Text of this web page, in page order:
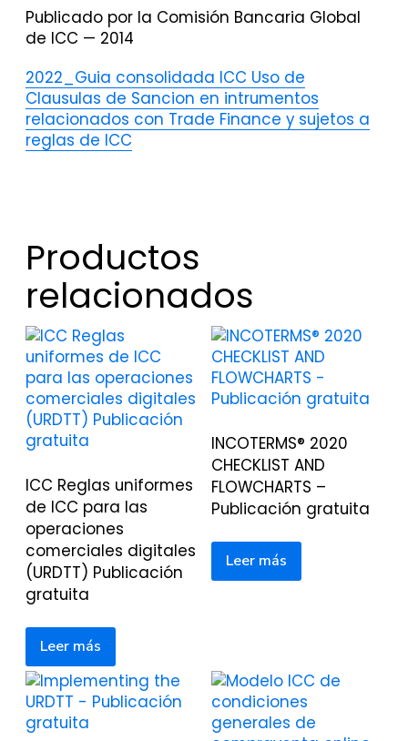
Publicado por la Comisión Bancaria Global
de ICC — 2014
2022_Guia consolidada ICC Uso de
Clausulas de Sancion en intrumentos
relacionados con Trade Finance y sujetos a
reglas de ICC
Productos
relacionados
ICC Reglas uniformes
de ICC para las
operaciones
comerciales digitales
(URDTT) Publicación
gratuita
Leer más
INCOTERMS® 2020
CHECKLIST AND
FLOWCHARTS –
Publicación gratuita
Leer más